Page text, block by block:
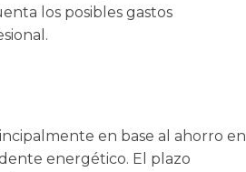
los posibles gastos
en base al ahorro en
energético. El plazo